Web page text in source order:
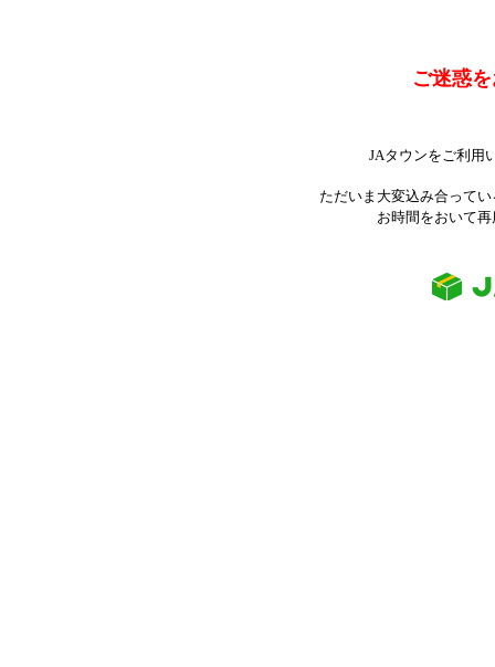
ご迷惑
JAタウンをご利用
ただいま大変込み合って
お時間をおいて